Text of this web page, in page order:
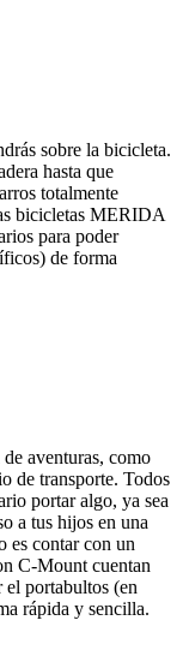
sobre la bicicleta.
hasta que
totalmente
bicicletas MERIDA
para poder
de forma
aventuras, como
de transporte. Todos
portar algo, ya sea
a tus hijos en una
es contar con un
C-Mount cuentan
el portabultos (en
rápida y sencilla.